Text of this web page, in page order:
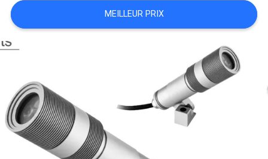
CITATION
PLAN
SITE
PRIVACY
POLICY
MEILLEUR PRIX